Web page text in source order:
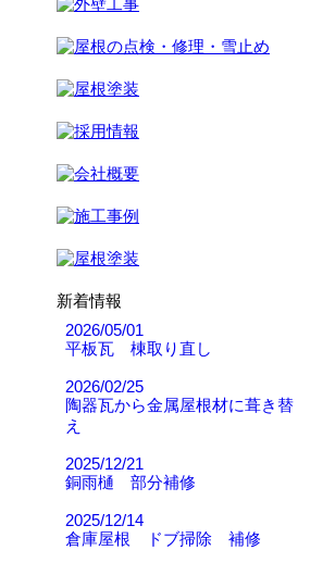
新着情報
2026/05/01
平板瓦 棟取り直し
2026/02/25
陶器瓦から金属屋根材に葺き替
え
2025/12/21
銅雨樋 部分補修
2025/12/14
倉庫屋根 ドブ掃除 補修